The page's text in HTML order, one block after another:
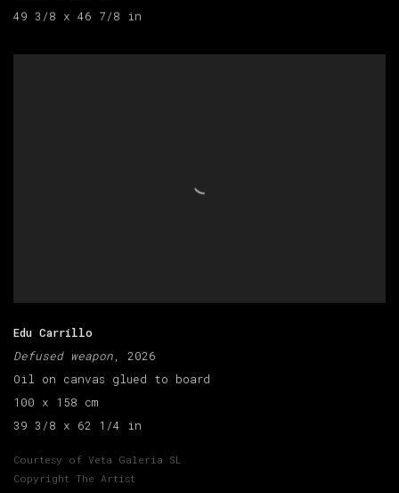
49 3/8 x 46 7/8 in
Edu Carrillo
Defused weapon , 2026
Oil on canvas glued to board
100 x 158 cm
39 3/8 x 62 1/4 in
Courtesy of Veta Galeria SL
Copyright The Artist